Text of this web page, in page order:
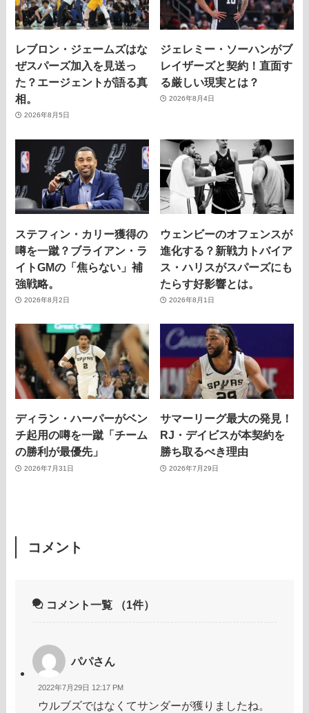
レブロン・ジェームズはな
ぜスパーズ加入を見送っ
た？エージェントが語る真
相。
2026年8月5日
ジェレミー・ソーハンがブ
レイザーズと契約！直面す
る厳しい現実とは？
2026年8月4日
ステフィン・カリー獲得の
噂を一蹴？ブライアン・ラ
イトGMの「焦らない」補
強戦略。
2026年8月2日
ウェンビーのオフェンスが
進化する？新戦力トバイア
ス・ハリスがスパーズにも
たらす好影響とは。
2026年8月1日
ディラン・ハーパーがベン
チ起用の噂を一蹴「チーム
の勝利が最優先」
2026年7月31日
サマーリーグ最大の発見！
RJ・デイビスが本契約を
勝ち取るべき理由
2026年7月29日
コメント
コメント一覧 （1件）
パパさん
2022年7月29日 12:17 PM
ウルブズではなくてサンダーが獲りましたね。